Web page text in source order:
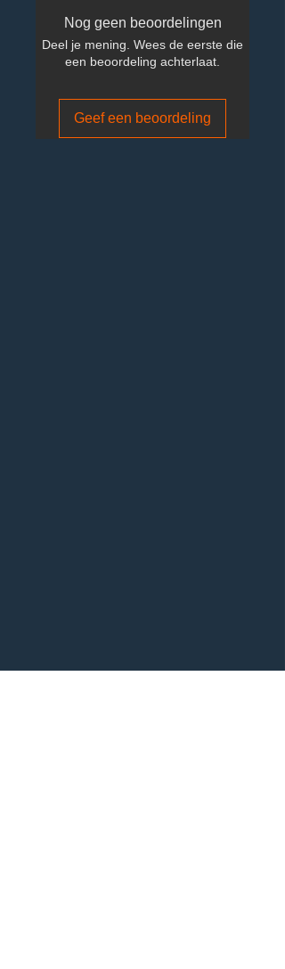
Nog geen beoordelingen
Deel je mening. Wees de eerste die
een beoordeling achterlaat.
Geef een beoordeling